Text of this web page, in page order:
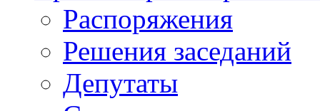
Распоряжения
Решения заседаний
Депутаты